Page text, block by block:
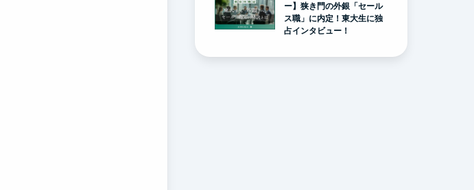
ー】狭き門の外銀「セール
ス職」に内定！東大生に独
占インタビュー！